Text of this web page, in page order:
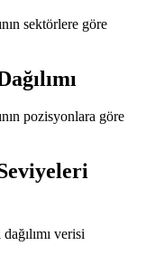
sektörlere göre
pozisyonlara göre
verisi